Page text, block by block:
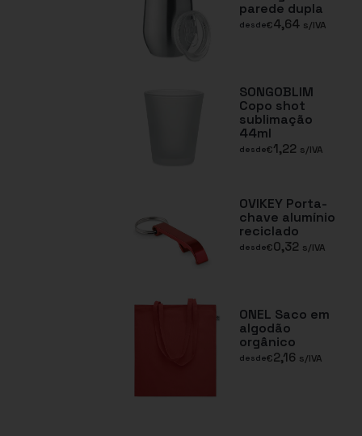
parede dupla
desde€4,64 s/IVA
SONGOBLIM
Copo shot
sublimação
44ml
desde€1,22 s/IVA
OVIKEY Porta-
chave alumínio
reciclado
desde€0,32 s/IVA
ONEL Saco em
algodão
orgânico
desde€2,16 s/IVA